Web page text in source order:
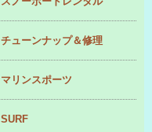
チューンナップ＆修理
マリンスポーツ
SURF